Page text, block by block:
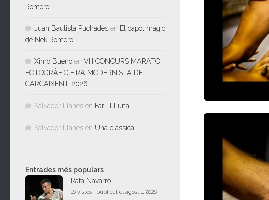
Romero.
Juan Bautista Puchades en El capot màgic
de Nek Romero.
Ximo Bueno en VIII CONCURS MARATÓ
FOTOGRÀFIC FIRA MODERNISTA DE
CARCAIXENT, 2026
Salvador Llanes en Far i LLuna
Salvador Llanes en Una clàssica
Entrades més populars
Rafa Navarro.
16 vistes publicat el agost 1, 2026